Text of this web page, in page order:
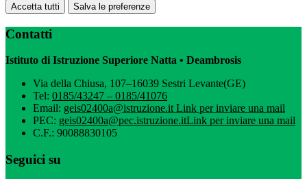
Accetta tutti Salva le preferenze
Contatti
Istituto di Istruzione Superiore Natta • Deambrosis
Via della Chiusa, 107–16039 Sestri Levante(GE)
Tel: 0185/43247 – 0185/41076
Email: geis02400a@istruzione.itLink per inviare una mail
PEC: geis02400a@pec.istruzione.itLink per inviare una mail
C.F.: 90088830105
Seguici su